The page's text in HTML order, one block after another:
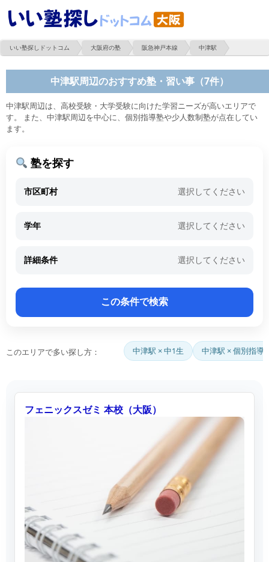
いい塾探しドットコム 大阪府の塾 阪急神戸本線 中津駅
中津駅周辺のおすすめ塾・習い事（7件）
中津駅周辺は、高校受験・大学受験に向けた学習ニーズが高いエリアで
す。 また、中津駅周辺を中心に、個別指導塾や少人数制塾が点在してい
ます。
塾を探す
市区町村 選択してください
学年 選択してください
詳細条件 選択してください
このエリアで多い探し方： 中津駅 × 中1生 中津駅 × 個別指導
フェニックスゼミ 本校（大阪）